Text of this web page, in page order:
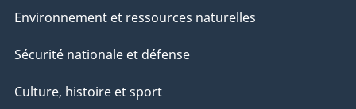
Environnement et ressources naturelles
Sécurité nationale et défense
Culture, histoire et sport